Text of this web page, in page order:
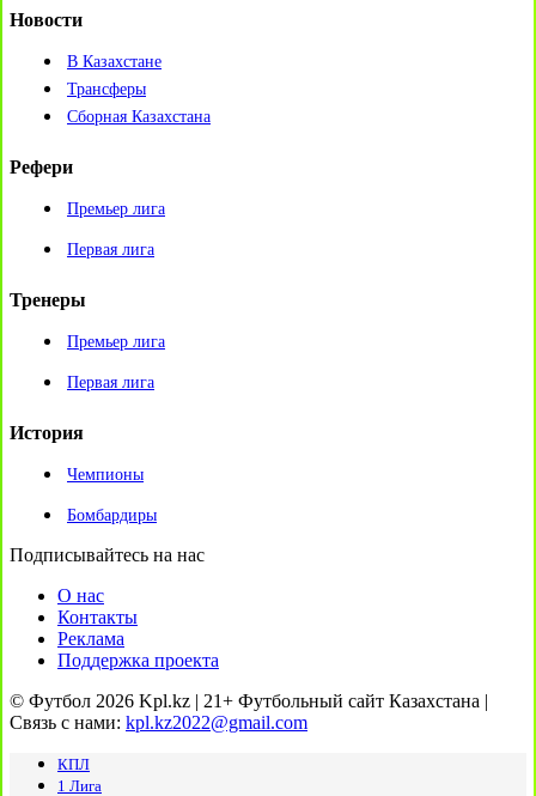
Новости
В Казахстане
Трансферы
Сборная Казахстана
Рефери
Премьер лига
Первая лига
Тренеры
Премьер лига
Первая лига
История
Чемпионы
Бомбардиры
Подписывайтесь на нас
О нас
Контакты
Реклама
Поддержка проекта
© Футбол 2026 Kpl.kz | 21+ Футбольный сайт Казахстана |
Связь с нами: kpl.kz2022@gmail.com
КПЛ
1 Лига